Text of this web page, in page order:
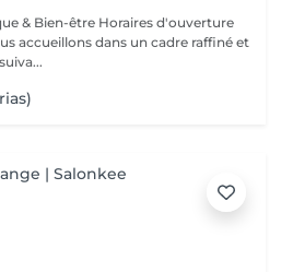
& Bien-être Horaires d'ouverture
accueillons dans un cadre raffiné et